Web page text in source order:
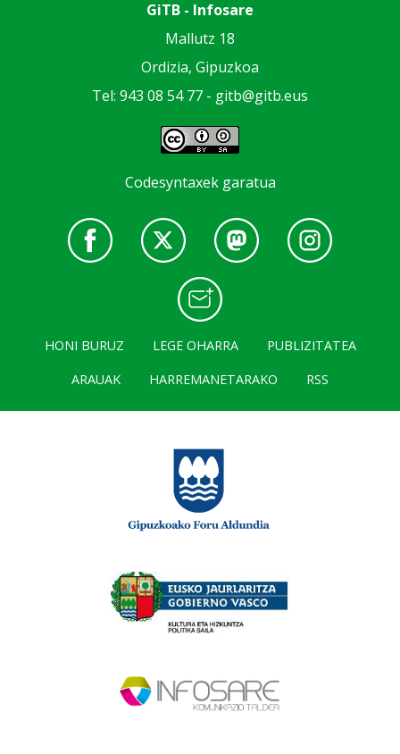
GiTB - Infosare
Mallutz 18
Ordizia, Gipuzkoa
Tel: 943 08 54 77 - gitb@gitb.eus
Codesyntaxek garatua
HONI BURUZ LEGE OHARRA
PUBLIZITATEA
ARAUAK
HARREMANETARAKO RSS